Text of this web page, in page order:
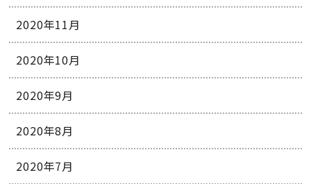
2020年11月
2020年10月
2020年9月
2020年8月
2020年7月